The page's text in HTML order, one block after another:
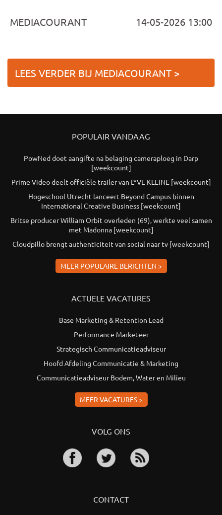
MEDIACOURANT 14-05-2026 13:00
LEES VERDER BIJ MEDIACOURANT >
POPULAIR VANDAAG
PowNed doet aangifte na belaging cameraploeg in Darp
[weekcount]
Prime Video deelt officiële trailer van L*VE KLEINE [weekcount]
Hogeschool Utrecht lanceert Beyond Campus binnen
International Creative Business [weekcount]
Britse producer William Orbit overleden (69), werkte veel samen
met Madonna [weekcount]
Cloudpillo brengt authenticiteit van social naar tv [weekcount]
MEER POPULAIRE BERICHTEN >
ACTUELE VACATURES
Base Marketing & Retention Lead
Performance Marketeer
Strategisch Communicatieadviseur
Hoofd Afdeling Communicatie & Marketing
Communicatieadviseur Bodem, Water en Milieu
MEER VACATURES >
VOLG ONS
CONTACT